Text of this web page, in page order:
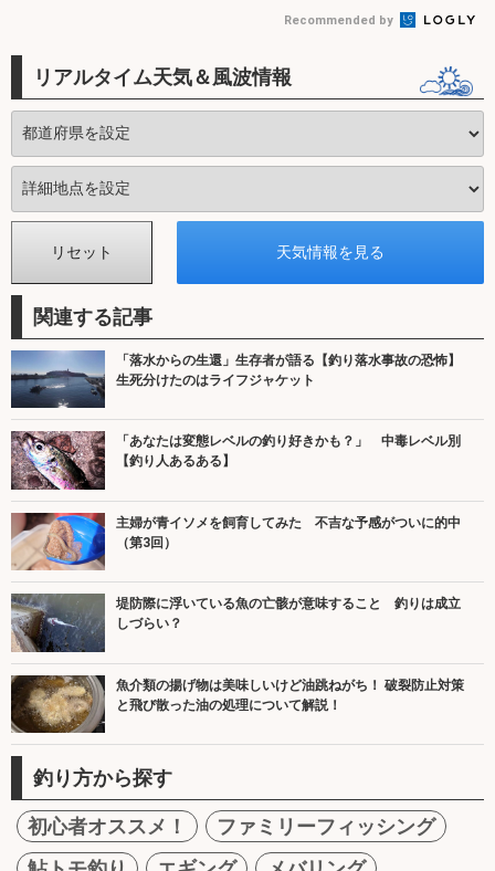
Recommended by
リアルタイム天気＆風波情報
関連する記事
「落水からの生還」生存者が語る【釣り落水事故の恐怖】
生死分けたのはライフジャケット
「あなたは変態レベルの釣り好きかも？」 中毒レベル別
【釣り人あるある】
主婦が青イソメを飼育してみた 不吉な予感がついに的中
（第3回）
堤防際に浮いている魚の亡骸が意味すること 釣りは成立
しづらい？
魚介類の揚げ物は美味しいけど油跳ねがち！ 破裂防止対策
と飛び散った油の処理について解説！
釣り方から探す
初心者オススメ！
ファミリーフィッシング